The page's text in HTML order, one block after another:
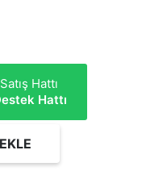
Hattı
Hattı